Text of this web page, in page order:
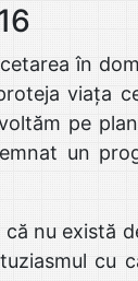
în
viața
pe
un
nu există
cu